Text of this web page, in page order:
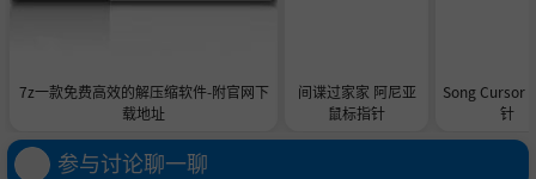
7z一款免费高效的解压缩软件-附官网下
载地址
间谍过家家 阿尼亚
鼠标指针
Song Cursor
针
参与讨论聊一聊